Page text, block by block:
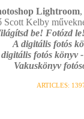
Lightroom,
Scott Kelby
be! Fotózd
A digitális fotós
fotós könyv
Vakuskönyv
ARTICLES: